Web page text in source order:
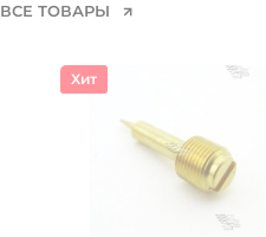
ВСЕ ТОВАРЫ
Хит